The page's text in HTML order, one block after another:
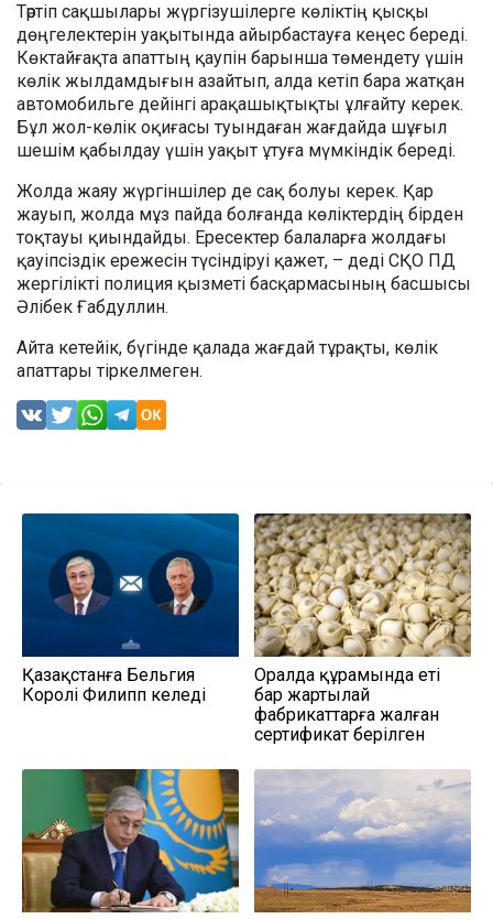
Тәртіп сақшылары жүргізушілерге көліктің қысқы
дөңгелектерін уақытында айырбастауға кеңес береді.
Көктайғақта апаттың қаупін барынша төмендету үшін
көлік жылдамдығын азайтып, алда кетіп бара жатқан
автомобильге дейінгі арақашықтықты ұлғайту керек.
Бұл жол-көлік оқиғасы туындаған жағдайда шұғыл
шешім қабылдау үшін уақыт ұтуға мүмкіндік береді.
Жолда жаяу жүргіншілер де сақ болуы керек. Қар
жауып, жолда мұз пайда болғанда көліктердің бірден
тоқтауы қиындайды. Ересектер балаларға жолдағы
қауіпсіздік ережесін түсіндіруі қажет, – деді СҚО ПД
жергілікті полиция қызметі басқармасының басшысы
Әлібек Ғабдуллин.
Айта кетейік, бүгінде қалада жағдай тұрақты, көлік
апаттары тіркелмеген.
Қазақстанға Бельгия
Королі Филипп келеді
Оралда құрамында еті
бар жартылай
фабрикаттарға жалған
сертификат берілген